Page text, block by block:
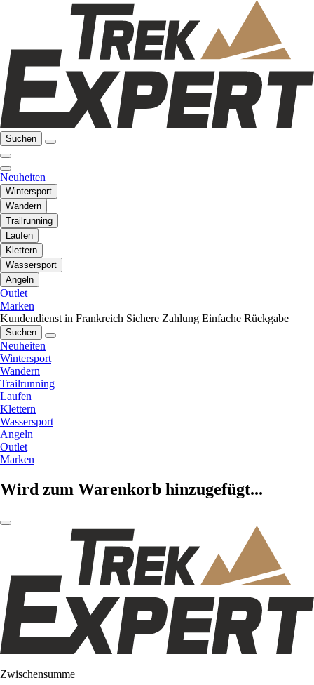
Suchen
Neuheiten
Wintersport
Wandern
Trailrunning
Laufen
Klettern
Wassersport
Angeln
Outlet
Marken
Kundendienst in Frankreich Sichere Zahlung Einfache Rückgabe
Suchen
Neuheiten
Wintersport
Wandern
Trailrunning
Laufen
Klettern
Wassersport
Angeln
Outlet
Marken
Wird zum Warenkorb hinzugefügt...
Zwischensumme